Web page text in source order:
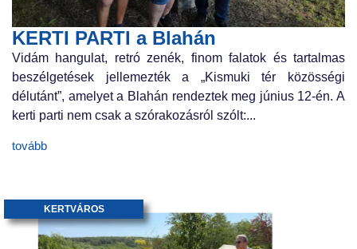
KERTI PARTI a Blahán
Vidám hangulat, retró zenék, finom falatok és tartalmas
beszélgetések jellemezték a „Kismuki tér közösségi
délutánt”, amelyet a Blahán rendeztek meg június 12-én. A
kerti parti nem csak a szórakozásról szólt:...
tovább
KERTVÁROS